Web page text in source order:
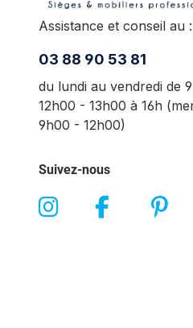
Assistance et conseil au :
03 88 90 53 81
du lundi au vendredi de
12h00 - 13h00 à 16h
9h00 - 12h00)
Suivez-nous